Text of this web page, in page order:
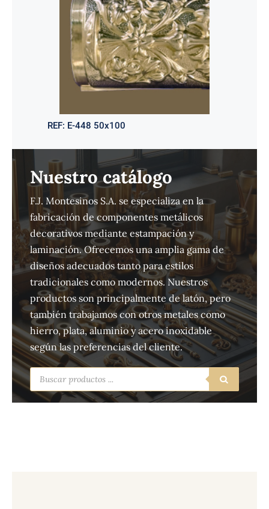
REF: E-448 50x100
Nuestro catálogo
F.J. Montesinos S.A. se especializa en la
fabricación de componentes metálicos
decorativos mediante estampación y
laminación. Ofrecemos una amplia gama de
diseños adecuados tanto para estilos
tradicionales como modernos. Nuestros
productos son principalmente de latón, pero
también trabajamos con otros metales como
hierro, plata, aluminio y acero inoxidable
según las preferencias del cliente.
Búsqueda
de
productos